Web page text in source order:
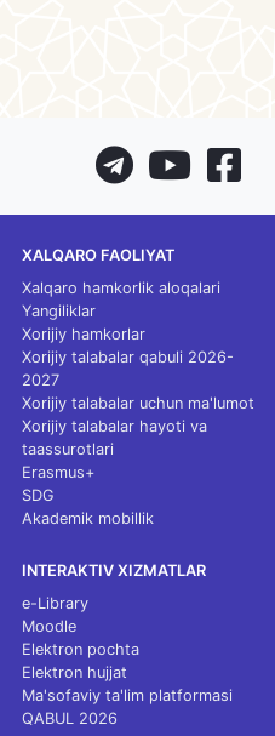
XALQARO FAOLIYAT
Xalqaro hamkorlik aloqalari
Yangiliklar
Xorijiy hamkorlar
Xorijiy talabalar qabuli 2026-
2027
Xorijiy talabalar uchun ma'lumot
Xorijiy talabalar hayoti va
taassurotlari
Erasmus+
SDG
Akademik mobillik
INTERAKTIV XIZMATLAR
e-Library
Moodle
Elektron pochta
Elektron hujjat
Ma'sofaviy ta'lim platformasi
QABUL 2026